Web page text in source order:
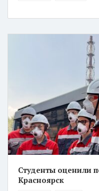
Студенты оценили
Красноярск